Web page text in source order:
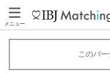
メニュー
このパ